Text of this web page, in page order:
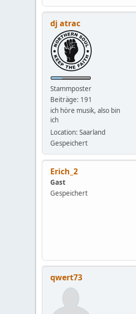
dj atrac
Stammposter
Beiträge: 191
ich höre musik, also bin
ich
Location: Saarland
Gespeichert
Erich_2
Gast
Gespeichert
qwert73